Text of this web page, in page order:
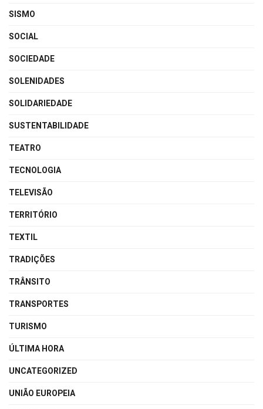
SISMO
SOCIAL
SOCIEDADE
SOLENIDADES
SOLIDARIEDADE
SUSTENTABILIDADE
TEATRO
TECNOLOGIA
TELEVISÃO
TERRITÓRIO
TEXTIL
TRADIÇÕES
TRÂNSITO
TRANSPORTES
TURISMO
ÚLTIMA HORA
UNCATEGORIZED
UNIÃO EUROPEIA